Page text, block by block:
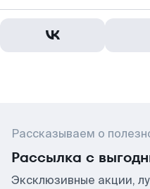
Рассказываем о
Рассылка с
Эксклюзивные акции,